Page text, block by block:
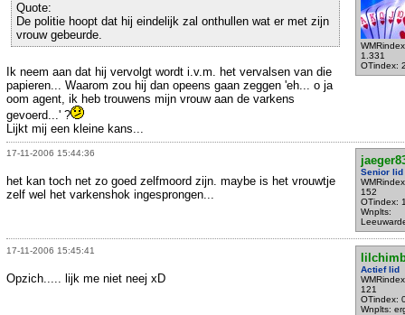
1.331
OTindex:
Quote:
De politie hoopt dat hij eindelijk zal onthullen wat er met zijn
vrouw gebeurde.
Ik neem aan dat hij vervolgt wordt i.v.m. het vervalsen van die
papieren... Waarom zou hij dan opeens gaan zeggen 'eh... o ja
oom agent, ik heb trouwens mijn vrouw aan de varkens
gevoerd...' ?
Lijkt mij een kleine kans...
17-11-2006 15:44:36
Senior lid
152
OTindex:
Wnplts:
het kan toch net zo goed zelfmoord zijn. maybe is het vrouwtje
zelf wel het varkenshok ingesprongen...
17-11-2006 15:45:41
Actief lid
121
OTindex:
Wnplts:
Opzich..... lijk me niet neej xD